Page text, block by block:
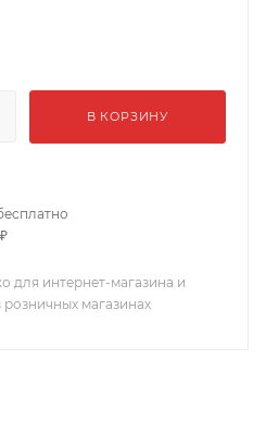
В КОРЗИНУ
для интернет-магазина и
магазинах